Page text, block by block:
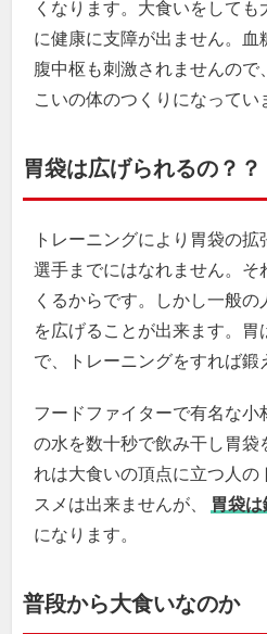
くなります。大食いをして
に健康に支障が出ません。血
腹中枢も刺激されませんので
こいの体のつくりになってい
胃袋は広げられるの？？
トレーニングにより胃袋の
選手までにはなれません。そ
くるからです。しかし一般
を広げることが出来ます。
で、トレーニングをすれば鍛
フードファイターで有名な小
の水を数十秒で飲み干し胃袋
れは大食いの頂点に立つ人の
スメは出来ませんが、
胃袋
になります。
普段から大食いなのか